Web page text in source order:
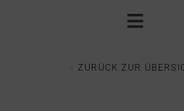
<ZURÜCK ZUR